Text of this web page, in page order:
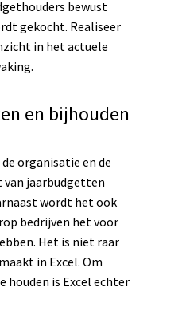
bewust
gekocht. Realiseer
in het actuele
en bijhouden
organisatie en de
jaarbudgetten
wordt het ook
bedrijven het voor
Het is niet raar
in Excel. Om
houden is Excel echter